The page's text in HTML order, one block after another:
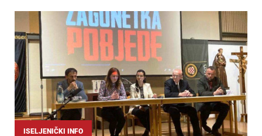
ISELJENIČKI INFO